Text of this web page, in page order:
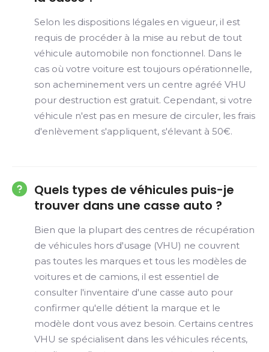
Selon les dispositions légales en vigueur, il est
requis de procéder à la mise au rebut de tout
véhicule automobile non fonctionnel. Dans le
cas où votre voiture est toujours opérationnelle,
son acheminement vers un centre agréé VHU
pour destruction est gratuit. Cependant, si votre
véhicule n'est pas en mesure de circuler, les frais
d'enlèvement s'appliquent, s'élevant à 50€.
Quels types de véhicules puis-je
trouver dans une casse auto ?
Bien que la plupart des centres de récupération
de véhicules hors d'usage (VHU) ne couvrent
pas toutes les marques et tous les modèles de
voitures et de camions, il est essentiel de
consulter l'inventaire d'une casse auto pour
confirmer qu'elle détient la marque et le
modèle dont vous avez besoin. Certains centres
VHU se spécialisent dans les véhicules récents,